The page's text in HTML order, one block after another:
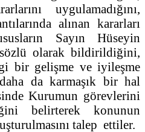
uygulamadığını,
alınan kararları
Sayın Hüseyin
sözlü olarak bildirildiğini,
bir gelişme ve iyileşme
da karmaşık bir hal
Kurumun görevlerini
belirterek konunun
talep ettiler.